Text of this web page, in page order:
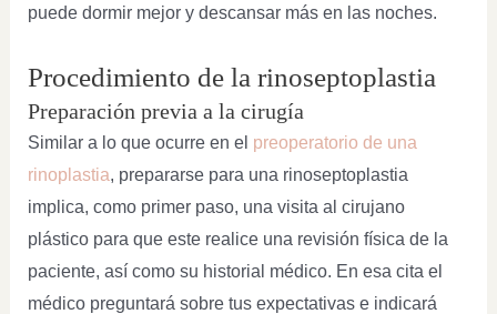
puede dormir mejor y descansar más en las noches.
Procedimiento de la rinoseptoplastia
Preparación previa a la cirugía
Similar a lo que ocurre en el preoperatorio de una
rinoplastia, prepararse para una rinoseptoplastia
implica, como primer paso, una visita al cirujano
plástico para que este realice una revisión física de la
paciente, así como su historial médico. En esa cita el
médico preguntará sobre tus expectativas e indicará